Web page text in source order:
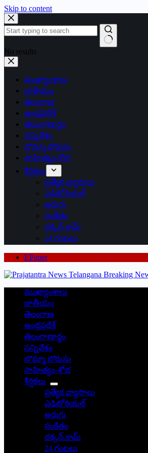
Skip to content
No results
ముఖ్యాంశాలు
జాతీయం
తెలంగాణ
ఆంధ్రప్రదేశ్
తెలంగాణార్థం
సన్నివేశం
బొమ్మా బొరుసు
సాహిత్యం-శోభ
శీర్షికలు
ప్రత్యేక వ్యాసాలు
ఎడిటోరియల్
అరుగు
సంకేతం
దక్కన్.కామ్
24 గంటలు
EPaper
ముఖ్యాంశాలు
జాతీయం
తెలంగాణ
ఆంధ్రప్రదేశ్
తెలంగాణార్థం
సన్నివేశం
బొమ్మా బొరుసు
సాహిత్యం-శోభ
శీర్షికలు
ప్రత్యేక వ్యాసాలు
ఎడిటోరియల్
అరుగు
సంకేతం
దక్కన్.కామ్
24 గంటలు